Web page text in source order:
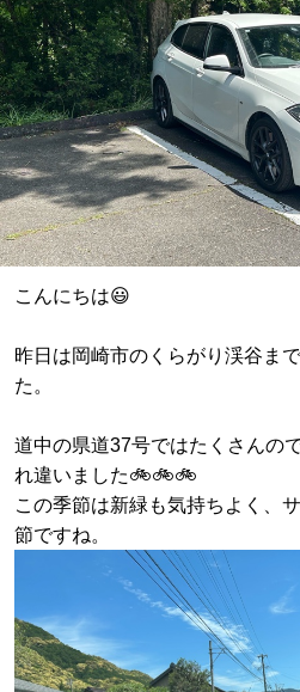
こんにちは😃
昨日は岡崎市のくらがり渓谷ま
た。
道中の県道37号ではたくさんの
れ違いました🚲🚲🚲
この季節は新緑も気持ちよく、
節ですね。